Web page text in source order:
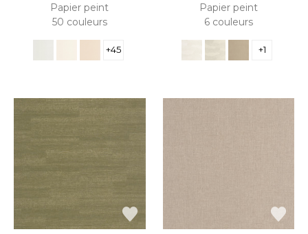
Papier peint
50 couleurs
+45
Papier peint
6 couleurs
+1